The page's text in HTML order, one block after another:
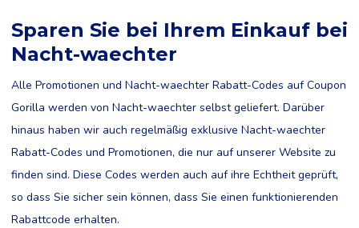
Sparen Sie bei Ihrem Einkauf bei
Nacht-waechter
Alle Promotionen und Nacht-waechter Rabatt-Codes auf Coupon
Gorilla werden von Nacht-waechter selbst geliefert. Darüber
hinaus haben wir auch regelmäßig exklusive Nacht-waechter
Rabatt-Codes und Promotionen, die nur auf unserer Website zu
finden sind. Diese Codes werden auch auf ihre Echtheit geprüft,
so dass Sie sicher sein können, dass Sie einen funktionierenden
Rabattcode erhalten.